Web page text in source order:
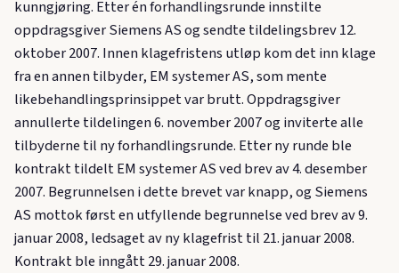
kunngjøring. Etter én forhandlingsrunde innstilte
oppdragsgiver Siemens AS og sendte tildelingsbrev 12.
oktober 2007. Innen klagefristens utløp kom det inn klage
fra en annen tilbyder, EM systemer AS, som mente
likebehandlingsprinsippet var brutt. Oppdragsgiver
annullerte tildelingen 6. november 2007 og inviterte alle
tilbyderne til ny forhandlingsrunde. Etter ny runde ble
kontrakt tildelt EM systemer AS ved brev av 4. desember
2007. Begrunnelsen i dette brevet var knapp, og Siemens
AS mottok først en utfyllende begrunnelse ved brev av 9.
januar 2008, ledsaget av ny klagefrist til 21. januar 2008.
Kontrakt ble inngått 29. januar 2008.